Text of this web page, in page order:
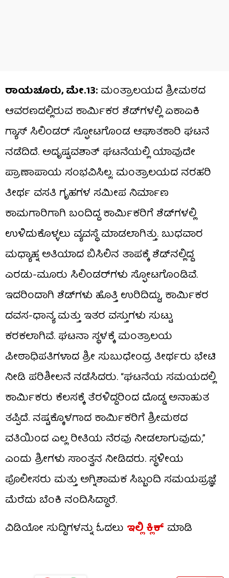
ರಾಯಚೂರು, ಮೇ.13: ಮಂತ್ರಾಲಯದ ಶ್ರೀಮಠದ
ಆವರಣದಲ್ಲಿರುವ ಕಾರ್ಮಿಕರ ಶೆಡ್‌ಗಳಲ್ಲಿ ಏಕಾಏಕಿ
ಗ್ಯಾಸ್ ಸಿಲಿಂಡರ್ ಸ್ಫೋಟಗೊಂಡ ಆಘಾತಕಾರಿ ಘಟನೆ
ನಡೆದಿದೆ. ಅದೃಷ್ಟವಶಾತ್ ಘಟನೆಯಲ್ಲಿ ಯಾವುದೇ
ಪ್ರಾಣಾಪಾಯ ಸಂಭವಿಸಿಲ್ಲ. ಮಂತ್ರಾಲಯದ ನರಹರಿ
ತೀರ್ಥ ವಸತಿ ಗೃಹಗಳ ಸಮೀಪ ನಿರ್ಮಾಣ
ಕಾಮಗಾರಿಗಾಗಿ ಬಂದಿದ್ದ ಕಾರ್ಮಿಕರಿಗೆ ಶೆಡ್‌ಗಳಲ್ಲಿ
ಉಳಿದುಕೊಳ್ಳಲು ವ್ಯವಸ್ಥೆ ಮಾಡಲಾಗಿತ್ತು. ಬುಧವಾರ
ಮಧ್ಯಾಹ್ನ ಅತಿಯಾದ ಬಿಸಿಲಿನ ತಾಪಕ್ಕೆ ಶೆಡ್‌ನಲ್ಲಿದ್ದ
ಎರಡು-ಮೂರು ಸಿಲಿಂಡರ್‌ಗಳು ಸ್ಫೋಟಗೊಂಡಿವೆ.
ಇದರಿಂದಾಗಿ ಶೆಡ್‌ಗಳು ಹೊತ್ತಿ ಉರಿದಿದ್ದು, ಕಾರ್ಮಿಕರ
ದವಸ-ಧಾನ್ಯ ಮತ್ತು ಇತರ ವಸ್ತುಗಳು ಸುಟ್ಟು
ಕರಕಲಾಗಿವೆ. ಘಟನಾ ಸ್ಥಳಕ್ಕೆ ಮಂತ್ರಾಲಯ
ಪೀಠಾಧಿಪತಿಗಳಾದ ಶ್ರೀ ಸುಬುಧೇಂದ್ರ ತೀರ್ಥರು ಭೇಟಿ
ನೀಡಿ ಪರಿಶೀಲನೆ ನಡೆಸಿದರು. “ಘಟನೆಯ ಸಮಯದಲ್ಲಿ
ಕಾರ್ಮಿಕರು ಕೆಲಸಕ್ಕೆ ತೆರಳಿದ್ದರಿಂದ ದೊಡ್ಡ ಅನಾಹುತ
ತಪ್ಪಿದೆ. ನಷ್ಟಕ್ಕೊಳಗಾದ ಕಾರ್ಮಿಕರಿಗೆ ಶ್ರೀಮಠದ
ವತಿಯಿಂದ ಎಲ್ಲ ರೀತಿಯ ನೆರವು ನೀಡಲಾಗುವುದು,”
ಎಂದು ಶ್ರೀಗಳು ಸಾಂತ್ವನ ನೀಡಿದರು. ಸ್ಥಳೀಯ
ಪೊಲೀಸರು ಮತ್ತು ಅಗ್ನಿಶಾಮಕ ಸಿಬ್ಬಂದಿ ಸಮಯಪ್ರಜ್ಞೆ
ಮೆರೆದು ಬೆಂಕಿ ನಂದಿಸಿದ್ದಾರೆ.
ವಿಡಿಯೋ ಸುದ್ದಿಗಳನ್ನು ಓದಲು ಇಲ್ಲಿ ಕ್ಲಿಕ್ ಮಾಡಿ